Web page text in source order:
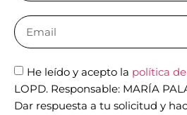
He leído y acepto la política
LOPD. Responsable: MARÍA
Dar respuesta a tu solicitud y